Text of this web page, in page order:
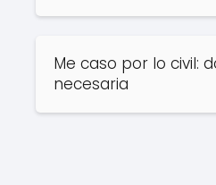
Me caso por lo civil:
necesaria